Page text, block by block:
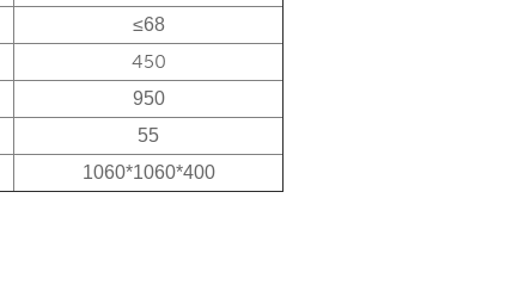
≤68
450
950
55
1060*1060*400